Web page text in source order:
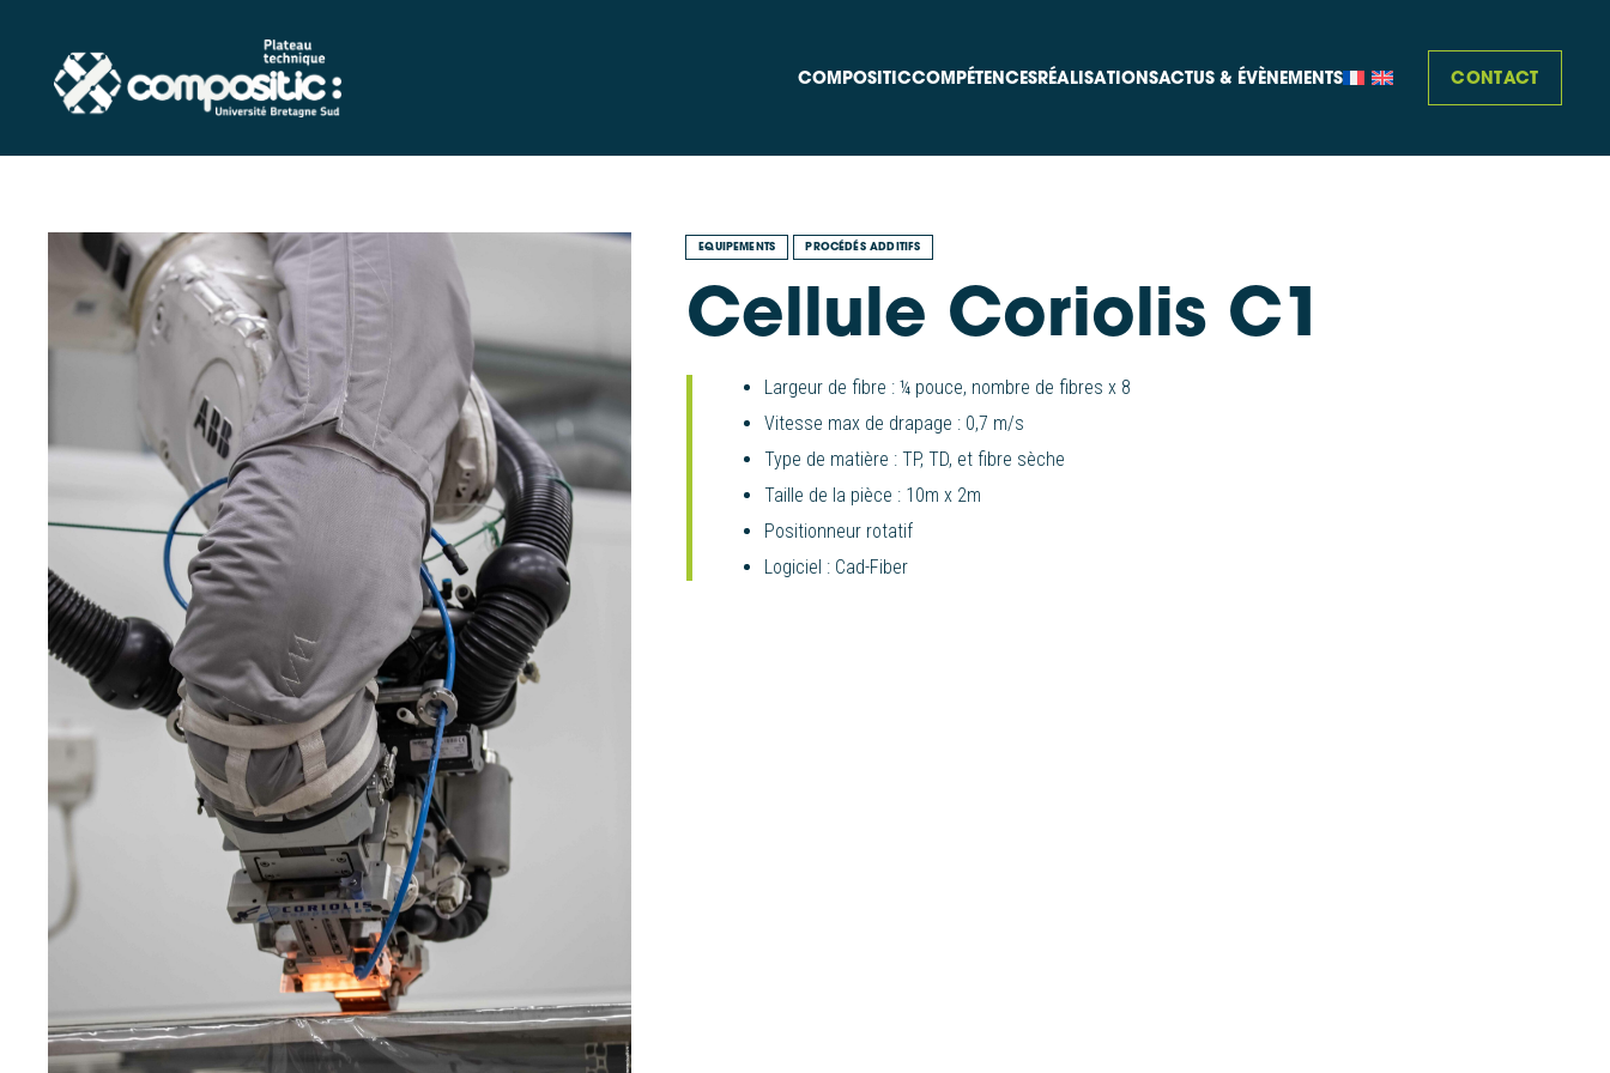
COMPOSITICCOMPÉTENCESRÉALISATIONSACTUS & ÉVÈNEMENTS CONTACT
EQUIPEMENTS PROCÉDÉS ADDITIFS
Cellule Coriolis C1
Largeur de fibre : ¼ pouce, nombre de fibres x 8
Vitesse max de drapage : 0,7 m/s
Type de matière : TP, TD, et fibre sèche
Taille de la pièce : 10m x 2m
Positionneur rotatif
Logiciel : Cad-Fiber